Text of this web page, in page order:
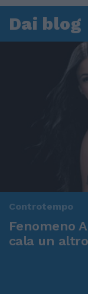
Dai blog
Controtempo
Fenomeno
cala un